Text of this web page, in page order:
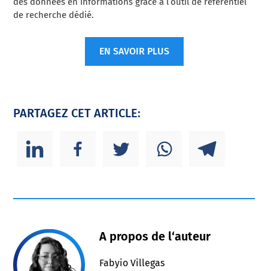
de recherche dédié.
EN SAVOIR PLUS
PARTAGEZ CET ARTICLE:
A propos de l‘auteur
Fabyio Villegas